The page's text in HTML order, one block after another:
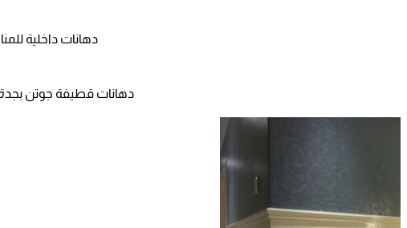
دهانات داخلية للمنازل جدة ت: 0565411907 – دهانات
دهانات قطيفة جوتن بجدة جوال: 0565411907 افضل معلم بوية في جدة – دهانات